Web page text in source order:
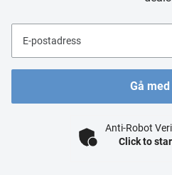
E-postadress
Gå
Anti-Robot
Click to